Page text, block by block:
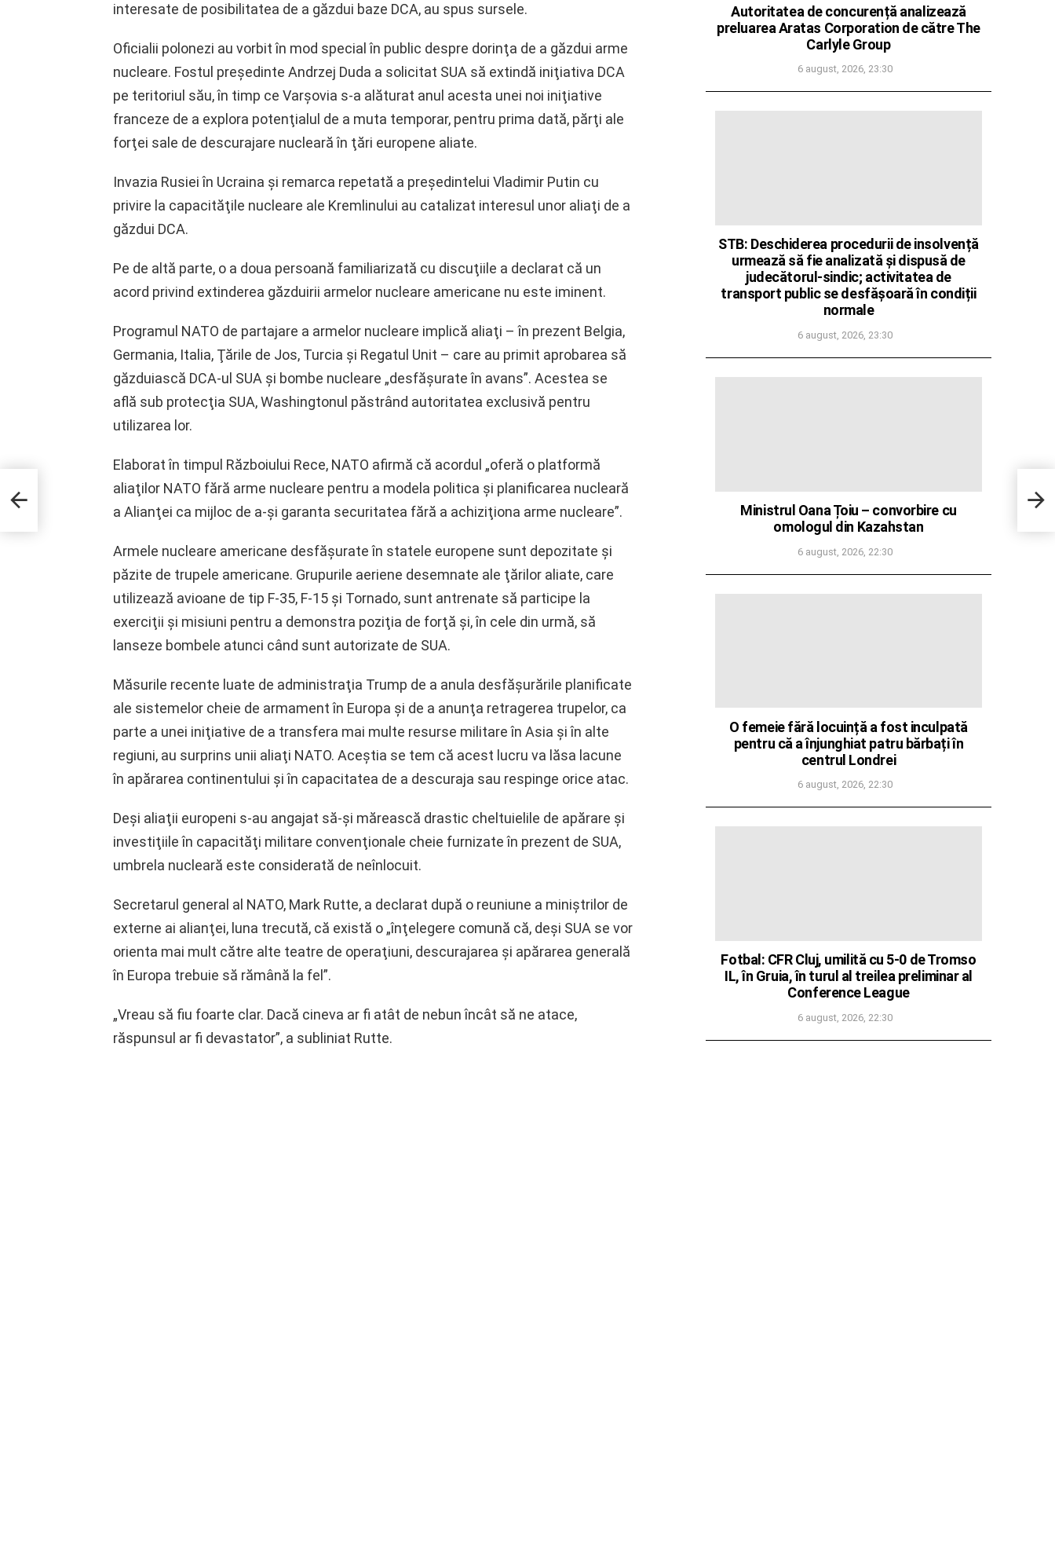
interesate de posibilitatea de a găzdui baze DCA, au spus sursele.
Oficialii polonezi au vorbit în mod special în public despre dorinţa de a găzdui arme
nucleare. Fostul preşedinte Andrzej Duda a solicitat SUA să extindă iniţiativa DCA
pe teritoriul său, în timp ce Varşovia s-a alăturat anul acesta unei noi iniţiative
franceze de a explora potenţialul de a muta temporar, pentru prima dată, părţi ale
forţei sale de descurajare nucleară în ţări europene aliate.
Invazia Rusiei în Ucraina şi remarca repetată a preşedintelui Vladimir Putin cu
privire la capacităţile nucleare ale Kremlinului au catalizat interesul unor aliaţi de a
găzdui DCA.
Pe de altă parte, o a doua persoană familiarizată cu discuţiile a declarat că un
acord privind extinderea găzduirii armelor nucleare americane nu este iminent.
Programul NATO de partajare a armelor nucleare implică aliaţi – în prezent Belgia,
Germania, Italia, Ţările de Jos, Turcia şi Regatul Unit – care au primit aprobarea să
găzduiască DCA-ul SUA şi bombe nucleare „desfăşurate în avans”. Acestea se
află sub protecţia SUA, Washingtonul păstrând autoritatea exclusivă pentru
utilizarea lor.
Elaborat în timpul Războiului Rece, NATO afirmă că acordul „oferă o platformă
aliaţilor NATO fără arme nucleare pentru a modela politica şi planificarea nucleară
a Alianţei ca mijloc de a-şi garanta securitatea fără a achiziţiona arme nucleare”.
Armele nucleare americane desfăşurate în statele europene sunt depozitate şi
păzite de trupele americane. Grupurile aeriene desemnate ale ţărilor aliate, care
utilizează avioane de tip F-35, F-15 şi Tornado, sunt antrenate să participe la
exerciţii şi misiuni pentru a demonstra poziţia de forţă şi, în cele din urmă, să
lanseze bombele atunci când sunt autorizate de SUA.
Măsurile recente luate de administraţia Trump de a anula desfăşurările planificate
ale sistemelor cheie de armament în Europa şi de a anunţa retragerea trupelor, ca
parte a unei iniţiative de a transfera mai multe resurse militare în Asia şi în alte
regiuni, au surprins unii aliaţi NATO. Aceştia se tem că acest lucru va lăsa lacune
în apărarea continentului şi în capacitatea de a descuraja sau respinge orice atac.
Deşi aliaţii europeni s-au angajat să-şi mărească drastic cheltuielile de apărare şi
investiţiile în capacităţi militare convenţionale cheie furnizate în prezent de SUA,
umbrela nucleară este considerată de neînlocuit.
Secretarul general al NATO, Mark Rutte, a declarat după o reuniune a miniştrilor de
externe ai alianţei, luna trecută, că există o „înţelegere comună că, deşi SUA se vor
orienta mai mult către alte teatre de operaţiuni, descurajarea şi apărarea generală
în Europa trebuie să rămână la fel”.
„Vreau să fiu foarte clar. Dacă cineva ar fi atât de nebun încât să ne atace,
răspunsul ar fi devastator”, a subliniat Rutte.
Autoritatea de concurență analizează
preluarea Aratas Corporation de către The
Carlyle Group
6 august, 2026, 23:30
STB: Deschiderea procedurii de insolvență
urmează să fie analizată și dispusă de
judecătorul-sindic; activitatea de
transport public se desfășoară în condiții
normale
6 august, 2026, 23:30
Ministrul Oana Țoiu – convorbire cu
omologul din Kazahstan
6 august, 2026, 22:30
O femeie fără locuință a fost inculpată
pentru că a înjunghiat patru bărbați în
centrul Londrei
6 august, 2026, 22:30
Fotbal: CFR Cluj, umilită cu 5-0 de Tromso
IL, în Gruia, în turul al treilea preliminar al
Conference League
6 august, 2026, 22:30